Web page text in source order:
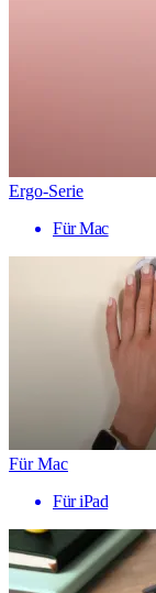
Ergo-Serie
Für Mac
Für Mac
Für iPad